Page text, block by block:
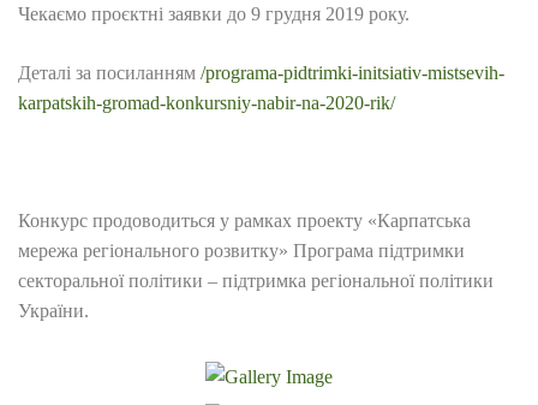
Чекаємо проєктні заявки до 9 грудня 2019 року.
Деталі за посиланням /programa-pidtrimki-initsiativ-mistsevih-
karpatskih-gromad-konkursniy-nabir-na-2020-rik/
Конкурс продоводиться у рамках проекту «Карпатська
мережа регіонального розвитку» Програма підтримки
секторальної політики – підтримка регіональної політики
України.